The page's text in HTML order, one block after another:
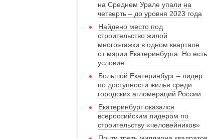
на Среднем Урале упали на
четверть – до уровня 2023 года
Найдено место под
строительство жилой
многоэтажки в одном квартале
от мэрии Екатеринбурга. Но есть
условие…
Большой Екатеринбург – лидер
по доступности жилья среди
городских агломераций России
Екатеринбург оказался
всероссийским лидером по
строительству «человейников»